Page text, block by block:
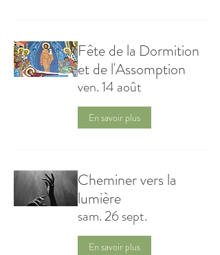
Fête de la Dormition
et de l'Assomption
ven. 14 août
En savoir plus
Cheminer vers la
lumière
sam. 26 sept.
En savoir plus